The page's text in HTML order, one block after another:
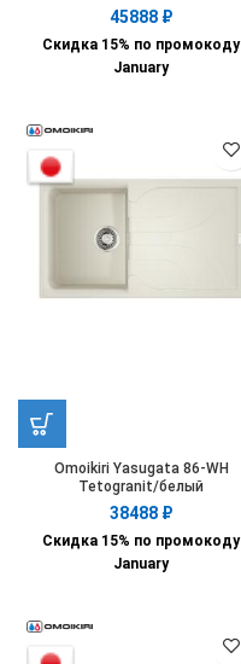
45888 ₽
Скидка 15% по промокоду
January
Omoikiri Yasugata 86-WH
Tetogranit/белый
38488 ₽
Скидка 15% по промокоду
January